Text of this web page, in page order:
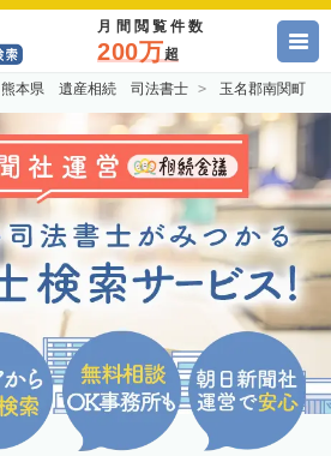
月間閲覧件数
200万超
熊本県 遺産相続 司法書士 玉名郡南関町